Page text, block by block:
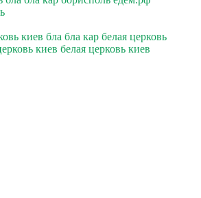
киев бла бла кар белая церковь
киев белая церковь киев